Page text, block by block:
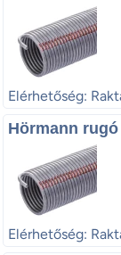
Elérhetőség:
Hörmann rugó
Elérhetőség: